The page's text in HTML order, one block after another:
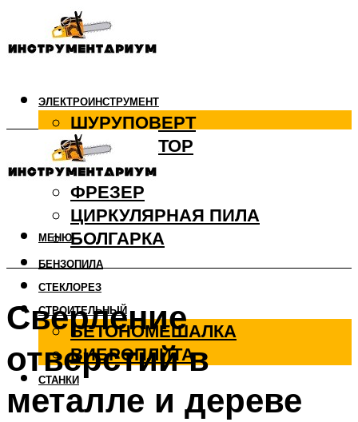
ЭЛЕКТРОИНСТРУМЕНТ
ШУРУПОВЕРТ
ПЕРФОРАТОР
ДРЕЛЬ
ФРЕЗЕР
ЦИРКУЛЯРНАЯ ПИЛА
БОЛГАРКА
БЕНЗОПИЛА
СТЕКЛОРЕЗ
СТРОИТЕЛЬНЫЙ
БЕТОНОМЕШАЛКА
ВИБРОПЛИТА
СТАНКИ
МЕНЮ
Сверление
отверстий в
металле и дереве